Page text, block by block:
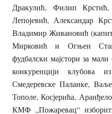
Дракулић, Филип
Лепојевић, Александар
Владимир Живановић
Мирковић и Огњен
фудбалски мајстори за
конкуренцији клубова
Смедеревске Паланке,
Тополе, Косјерића,
КМФ „Пожаревац“